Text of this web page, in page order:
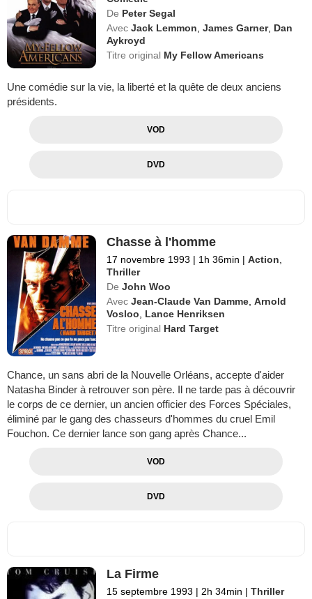
De Peter Segal
Avec Jack Lemmon ,James Garner, Dan
Aykroyd
Titre original My Fellow Americans
Une comédie sur la vie, la liberté et la quête de deux anciens
présidents.
VOD
DVD
Chasse à l'homme
17 novembre 1993 | 1h 36min | Action
Thriller
De John Woo
Avec Jean-Claude Van Damme ,Arnold
Vosloo
Lance Henriksen
Titre original Hard Target
Chance, un sans abri de la Nouvelle Orléans, accepte d'aider
Natasha Binder à retrouver son père. Il ne tarde pas à découvrir
le corps de ce dernier, un ancien officier des Forces Spéciales,
éliminé par le gang des chasseurs d'hommes du cruel Emil
Fouchon. Ce dernier lance son gang après Chance...
VOD
DVD
La Firme
15 septembre 1993 | 2h 34min | Thriller